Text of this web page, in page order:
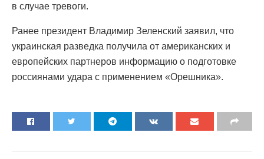
в случае тревоги.
Ранее президент Владимир Зеленский заявил, что
украинская разведка получила от американских и
европейских партнеров информацию о подготовке
россиянами удара с применением «Орешника».